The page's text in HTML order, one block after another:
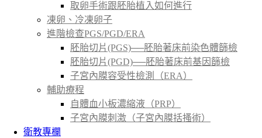
取卵手術跟胚胎植入如何進行
凍卵、冷凍卵子
進階檢查PGS/PGD/ERA
胚胎切片(PGS)──胚胎著床前染色體篩檢
胚胎切片(PGD)──胚胎著床前基因篩檢
子宮內膜容受性檢測（ERA）
輔助療程
自體血小板濃縮液（PRP）
子宮內膜刺激（子宮內膜括搔術）
衛教專欄